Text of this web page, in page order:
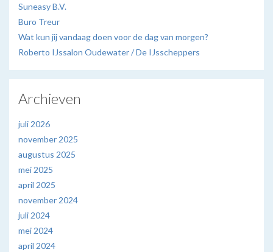
Suneasy B.V.
Buro Treur
Wat kun jij vandaag doen voor de dag van morgen?
Roberto IJssalon Oudewater / De IJsscheppers
Archieven
juli 2026
november 2025
augustus 2025
mei 2025
april 2025
november 2024
juli 2024
mei 2024
april 2024